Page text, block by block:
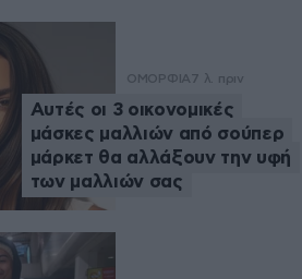
ΟΜΟΡΦΙΑ7 λ. πριν
Αυτές οι 3 οικονομικές
μάσκες μαλλιών από σούπερ
μάρκετ θα αλλάξουν την υφή
των μαλλιών σας